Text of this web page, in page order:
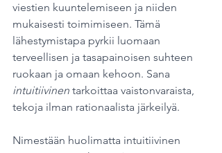
viestien kuuntelemiseen ja niiden
mukaisesti toimimiseen. Tämä
lähestymistapa pyrkii luomaan
terveellisen ja tasapainoisen suhteen
ruokaan ja omaan kehoon. Sana
intuitiivinen tarkoittaa vaistonvaraista,
tekoja ilman rationaalista järkeilyä.
Nimestään huolimatta intuitiivinen